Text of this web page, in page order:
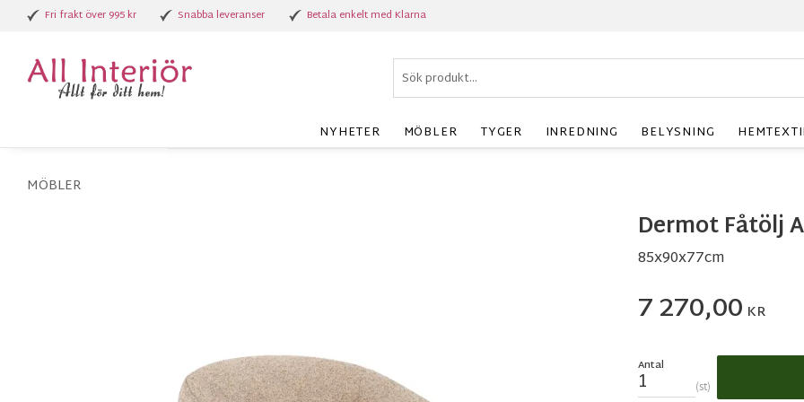
Fri frakt över 995 kr Snabba leveranser Betala enkelt med Klarna
NYHETER MÖBLER TYGER INREDNING BELYSNING
MÖBLER
Dermot Fåtölj
85x90x77cm
7 270,00 KR
Antal
st